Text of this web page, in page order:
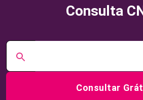
Consulta
Consultar